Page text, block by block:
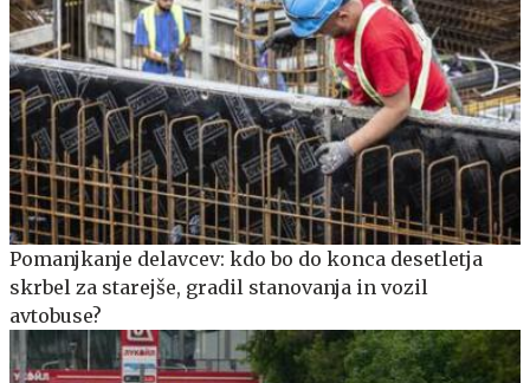
Pomanjkanje delavcev: kdo bo do konca desetletja
skrbel za starejše, gradil stanovanja in vozil
avtobuse?